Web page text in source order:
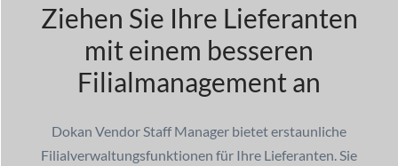
Ziehen Sie Ihre Lieferanten
mit einem besseren
Filialmanagement an
Dokan Vendor Staff Manager bietet erstaunliche
Filialverwaltungsfunktionen für Ihre Lieferanten. Sie